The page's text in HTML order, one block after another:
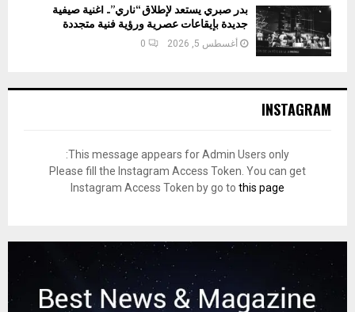
بدر صبري يستعد لإطلاق “ناري”.. أغنية صيفية
جديدة بإيقاعات عصرية ورؤية فنية متجددة
أغسطس 5, 2026 0
INSTAGRAM
This message appears for Admin Users only:
Please fill the Instagram Access Token. You can get
Instagram Access Token by go to this page